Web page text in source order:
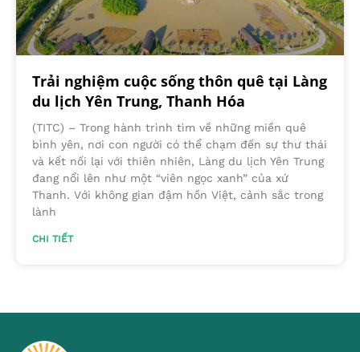
Trải nghiệm cuộc sống thôn quê tại Làng
du lịch Yên Trung, Thanh Hóa
(TITC) – Trong hành trình tìm về những miền quê
bình yên, nơi con người có thể chạm đến sự thư thái
và kết nối lại với thiên nhiên, Làng du lịch Yên Trung
đang nổi lên như một “viên ngọc xanh” của xứ
Thanh. Với không gian đậm hồn Việt, cảnh sắc trong
lành
CHI TIẾT